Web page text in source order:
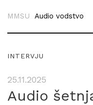
MMSU Audio vodstvo
INTERVJU
25.11.2025
Audio